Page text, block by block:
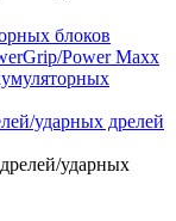
блоков
Power Maxx
ударных дрелей
ударных